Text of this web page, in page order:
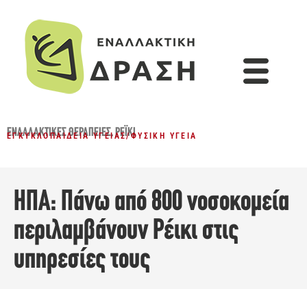
ΕΝΑΛΛΑΚΤΙΚΈΣ ΘΕΡΑΠΕΊΕΣ,ΡΈΙΚΙ
ΕΓΚΥΚΛΟΠΑΊΔΕΙΑ ΥΓΕΊΑΣ/ΦΥΣΙΚΉ ΥΓΕΊΑ
ΗΠΑ: Πάνω από 800 νοσοκομεία
περιλαμβάνουν Ρέικι στις
υπηρεσίες τους